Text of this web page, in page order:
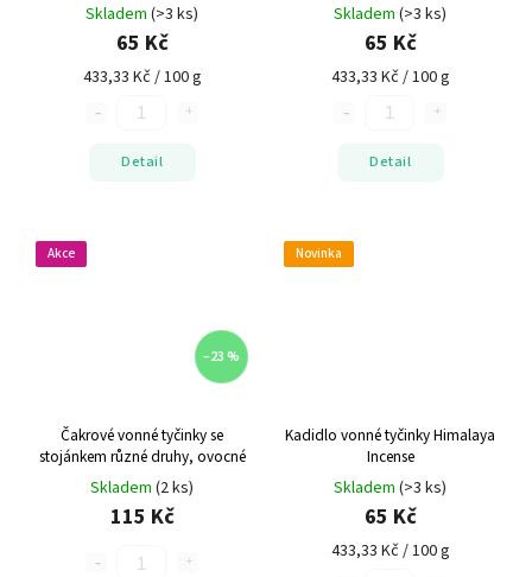
Skladem (>3 ks)
65 Kč
433,33 Kč / 100 g
Detail
Skladem (>3 ks)
65 Kč
433,33 Kč / 100 g
Detail
Akce
–23 %
Čakrové vonné tyčinky se
stojánkem různé druhy, ovocné
Skladem (2 ks)
115 Kč
Novinka
Kadidlo vonné tyčinky Himalaya
Incense
Skladem (>3 ks)
65 Kč
433,33 Kč / 100 g